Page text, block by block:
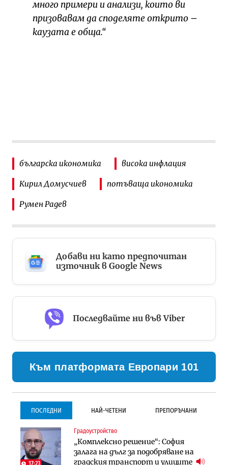
много примери и анализи, които ви
призовавам да споделяте открито –
каузата е обща.“
българска икономика висока инфлация
Кирил Домусчиев потъваща икономика
Румен Радев
Добави ни като предпочитан
източник в Google News
Последвайте ни във Viber
Към платформата Европари 101
ПОСЛЕДНИ НАЙ-ЧЕТЕНИ ПРЕПОРЪЧАНИ
17:23
Градоустройство
„Комплексно решение“: София
залага на дълг за подобряване на
градския транспорт и улиците
Градоустройство
Столична община избра
изпълнител за преместването на
трамвайното трасе по бул.
Инфраструктура
Проектирането на тунела под
Петрохан ще върви паралелно с
екологичните оценки